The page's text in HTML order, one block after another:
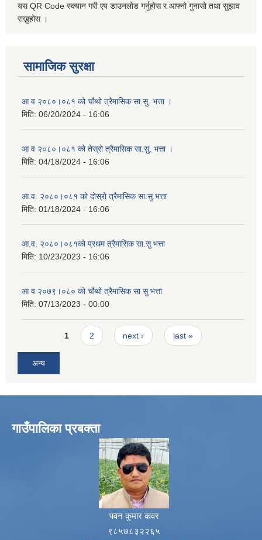
यस QR Code स्क्यान गरी एप डाउनलोड गर्नुहोस र आफ्नो गुनासो तथा सुझाव
राख्नुहोस ।
सामाजिक सुरक्षा
आ व २०८०।०८१ को चौथो त्रैमासिक सा.सु. भत्ता ।
मिति: 06/20/2024 - 16:06
आ व २०८०।०८१ को तेस्रो त्रैमासिक सा.सु. भत्ता ।
मिति: 04/18/2024 - 16:06
आ.व. २०८०।०८१ को दोस्रो त्रैमासिक सा.सु.भत्ता
मिति: 01/18/2024 - 16:06
आ.व. २०८०।०८१को प्रथम त्रैमासिक सा.सु भत्ता
मिति: 10/23/2023 - 16:06
आ व २०७९।०८० को चौथो त्रैमासिक सा सु भत्ता
मिति: 07/13/2023 - 00:00
Pages1 2 next › last »
अन्य
गाउँपालिका प्रबक्ता
पवन कुमार कवर
९८५७८३२२६५